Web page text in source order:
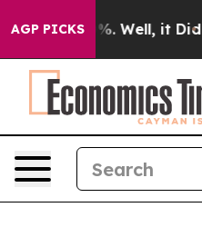
AGP PICKS40%. Well, it Didn’t